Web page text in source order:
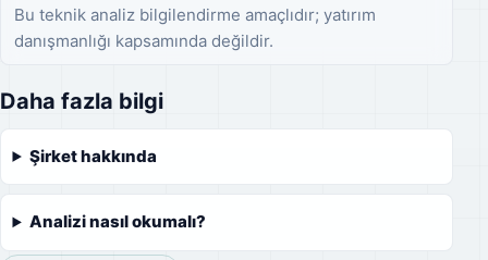
Bu teknik analiz bilgilendirme amaçlıdır; yatırım
danışmanlığı kapsamında değildir.
Daha fazla bilgi
Şirket hakkında
Analizi nasıl okumalı?